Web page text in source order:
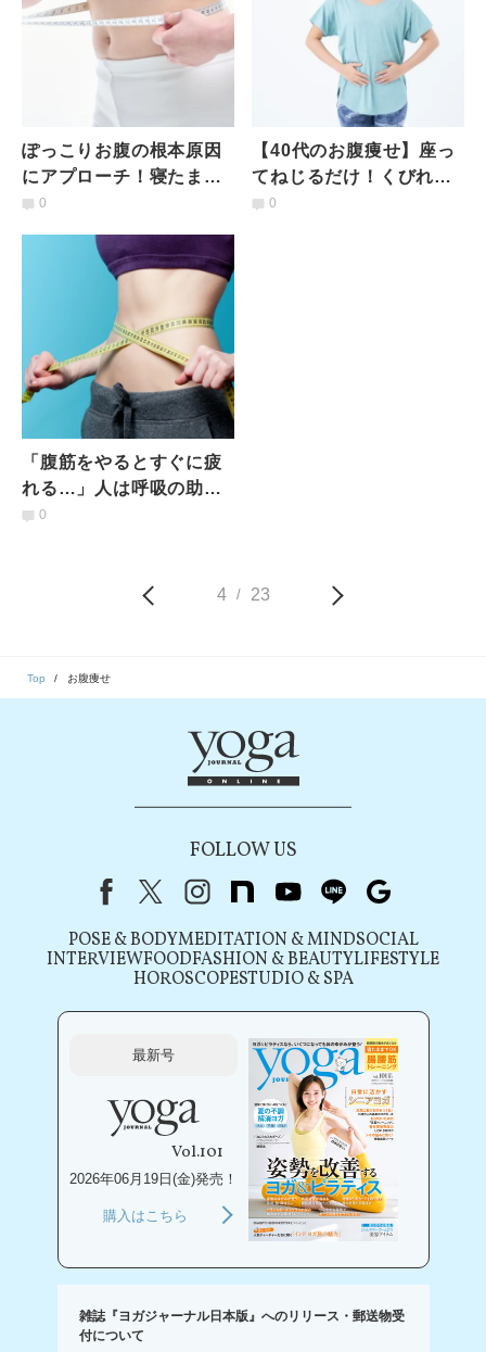
ぽっこりお腹の根本原因
にアプローチ！寝たまま
筋力と代謝を上げる〈橋
0
【40代のお腹痩せ】座っ
てねじるだけ！くびれ＆
薄いお腹ゲットエクササ
0
「腹筋をやるとすぐに疲
れる…」人は呼吸の助け
を借りて楽に鍛えよう！
0
4 / 23
Top お腹痩せ
FOLLOW US
FacebookX（旧Twitter）
instagram
note youtubeline
POSE & BODYMEDITATION & MINDSOCIAL
INTERVIEWFOODFASHION & BEAUTYLIFESTYLE
HOROSCOPESTUDIO & SPA
最新号
Vol.101
2026年06月19日(金)発売！
購入はこちら
雑誌『ヨガジャーナル日本版』へのリリース・郵送物受
付について